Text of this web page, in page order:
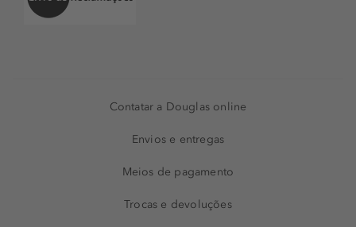
Contatar a Douglas online
Envios e entregas
Meios de pagamento
Trocas e devoluções